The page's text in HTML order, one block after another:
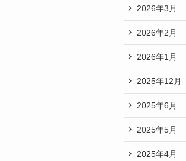
2026年3月
2026年2月
2026年1月
2025年12月
2025年6月
2025年5月
2025年4月